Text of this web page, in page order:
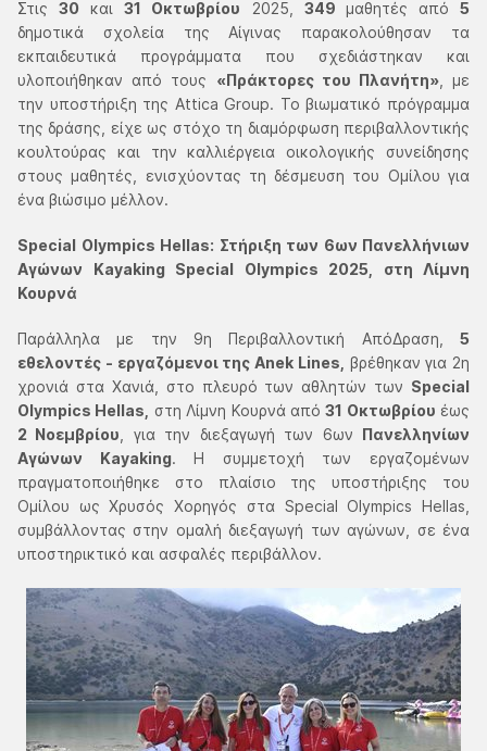
Στις30 και31 Οκτωβρίου 2025, 349 μαθητές από5
δημοτικά σχολεία της Αίγινας παρακολούθησαν τα
εκπαιδευτικά προγράμματα που σχεδιάστηκαν και
υλοποιήθηκαν από τους «Πράκτορες του Πλανήτη», με
την υποστήριξη της Attica Group. Το βιωματικό πρόγραμμα
της δράσης, είχε ως στόχο τη διαμόρφωση περιβαλλοντικής
κουλτούρας και την καλλιέργεια οικολογικής συνείδησης
στους μαθητές, ενισχύοντας τη δέσμευση του Ομίλου για
ένα βιώσιμο μέλλον.
Special Olympics Hellas: Στήριξη των 6ων Πανελλήνιων
Αγώνων Kayaking Special Olympics 2025, στη Λίμνη
Κουρνά
Παράλληλα με την 9η Περιβαλλοντική ΑπόΔραση, 5
εθελοντές - εργαζόμενοι της Anek Lines, βρέθηκαν για 2η
χρονιά στα Χανιά, στο πλευρό των αθλητών των Special
Olympics Hellas,
στη Λίμνη Κουρνά από31 Οκτωβρίου έως
2 Νοεμβρίου , για την διεξαγωγή των 6ων Πανελληνίων
Αγώνων Kayaking. Η συμμετοχή των εργαζομένων
πραγματοποιήθηκε στο πλαίσιο της υποστήριξης του
Ομίλου ως Χρυσός Χορηγός στα Special Olympics Hellas,
συμβάλλοντας στην ομαλή διεξαγωγή των αγώνων, σε ένα
υποστηρικτικό και ασφαλές περιβάλλον.